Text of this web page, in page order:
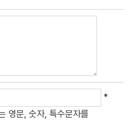
*
영문, 숫자, 특수문자를